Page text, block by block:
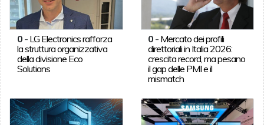
0- LG Electronics rafforza
la struttura organizzativa
della divisione Eco
Solutions
0 - Mercato dei profili
direttoriali in Italia 2026:
crescita record, ma pesano
il gap delle PMI e il
mismatch